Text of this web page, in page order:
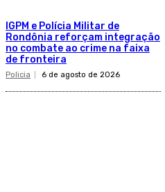
IGPM e Polícia Militar de
Rondônia reforçam integração
no combate ao crime na faixa
de fronteira
Policia 6 de agosto de 2026